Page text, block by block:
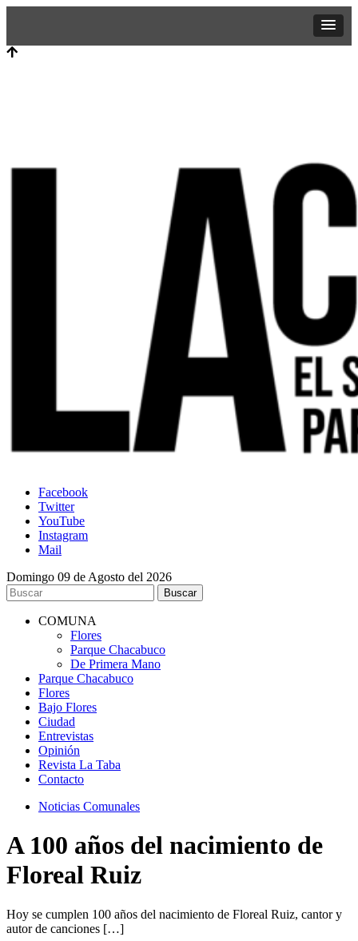
Facebook
Twitter
YouTube
Instagram
Mail
Domingo 09 de Agosto del 2026
COMUNA
Flores
Parque Chacabuco
De Primera Mano
Parque Chacabuco
Flores
Bajo Flores
Ciudad
Entrevistas
Opinión
Revista La Taba
Contacto
Noticias Comunales
A 100 años del nacimiento de
Floreal Ruiz
Hoy se cumplen 100 años del nacimiento de Floreal Ruiz, cantor y
autor de canciones […]